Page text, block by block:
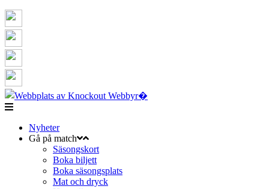
Nyheter
Gå på match
Säsongskort
Boka biljett
Boka säsongsplats
Mat och dryck